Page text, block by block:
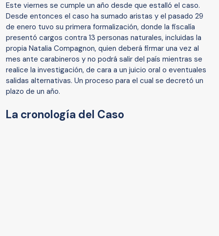
Este viernes se cumple un año desde que estalló el caso.
Desde entonces el caso ha sumado aristas y el pasado 29
de enero tuvo su primera formalización, donde la fiscalía
presentó cargos contra 13 personas naturales, incluidas la
propia Natalia Compagnon, quien deberá firmar una vez al
mes ante carabineros y no podrá salir del país mientras se
realice la investigación, de cara a un juicio oral o eventuales
salidas alternativas. Un proceso para el cual se decretó un
plazo de un año.
La cronología del Caso